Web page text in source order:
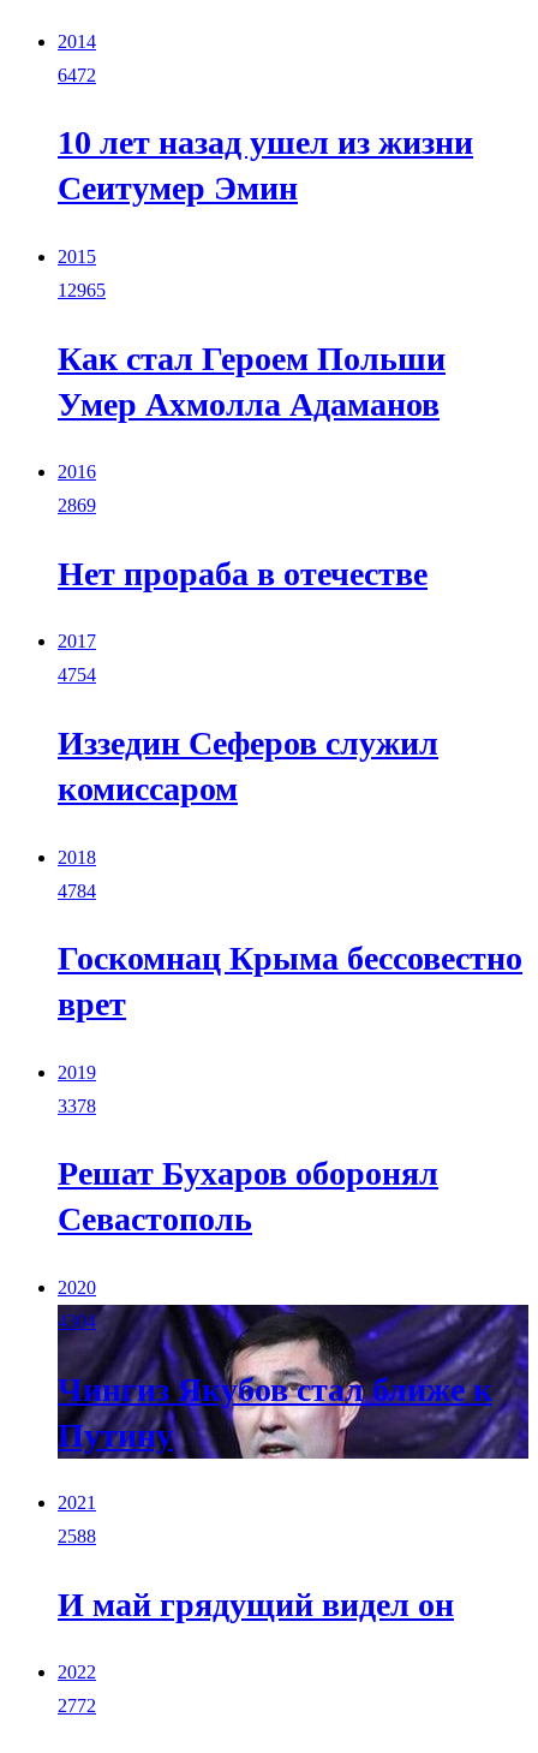
2014
6472
10 лет назад ушел из жизни
Сеитумер Эмин
2015
12965
Как стал Героем Польши
Умер Ахмолла Адаманов
2016
2869
Нет прораба в отечестве
2017
4754
Иззедин Сеферов cлужил
комиссаром
2018
4784
Госкомнац Крыма бессовестно
врет
2019
3378
Решат Бухаров оборонял
Севастополь
2020
4304
Чингиз Якубов стал ближе к
Путину
2021
2588
И май грядущий видел он
2022
2772